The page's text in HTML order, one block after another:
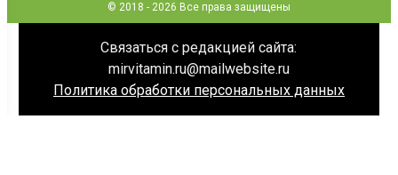
© 2018 - 2026 Все права защищены
Связаться с редакцией сайта:
mirvitamin.ru@mailwebsite.ru
Политика обработки персональных данных